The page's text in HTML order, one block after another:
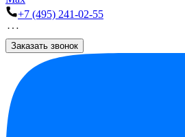
+7 (495) 241-02-55
Заказать звонок